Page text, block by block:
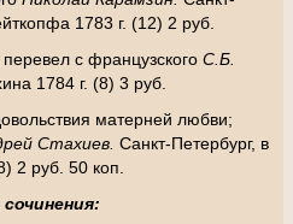
1783 г. (12) 2 руб.
с французского С.Б.
1784 г. (8) 3 руб.
матерней любви;
Стахиев. Санкт-Петербург, в
2 руб. 50 коп.